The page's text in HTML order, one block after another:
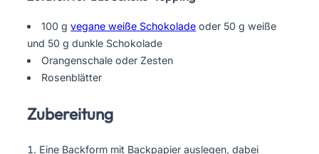
100 gvegane weiße Schokolade oder 50 g weiße
und 50 g dunkle Schokolade
Orangenschale oder Zesten
Rosenblätter
Zubereitung
Eine Backform mit Backpapier auslegen, dabei